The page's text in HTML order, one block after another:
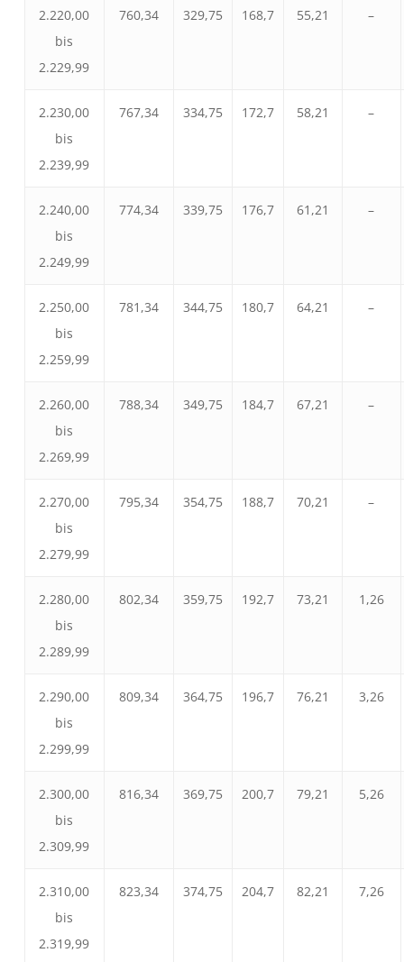
2.220,00
bis
2.229,99
760,34 329,75 168,7 55,21 –
2.230,00
bis
2.239,99
767,34 334,75 172,7 58,21 –
2.240,00
bis
2.249,99
774,34 339,75 176,7 61,21 –
2.250,00
bis
2.259,99
781,34 344,75 180,7 64,21 –
2.260,00
bis
2.269,99
788,34 349,75 184,7 67,21 –
2.270,00
bis
2.279,99
795,34 354,75 188,7 70,21 –
2.280,00
bis
2.289,99
802,34 359,75 192,7 73,21 1,26
2.290,00
bis
2.299,99
809,34 364,75 196,7 76,21 3,26
2.300,00
bis
2.309,99
816,34 369,75 200,7 79,21 5,26
2.310,00
bis
2.319,99
823,34 374,75 204,7 82,21 7,26